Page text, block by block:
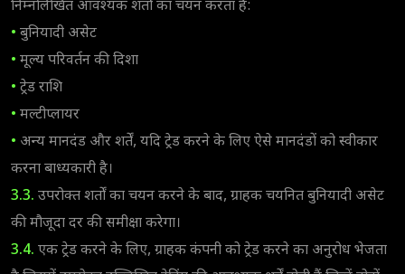
निम्नलिखित आवश्यक शर्तों का चयन करता है:
• बुनियादी असेट
• मूल्य परिवर्तन की दिशा
• ट्रेड राशि
• मल्टीप्लायर
• अन्य मानदंड और शर्तें, यदि ट्रेड करने के लिए ऐसे मानदंडों को स्वीकार
करना बाध्यकारी है।
3.3. उपरोक्त शर्तों का चयन करने के बाद, ग्राहक चयनित बुनियादी असेट
की मौजूदा दर की समीक्षा करेगा।
3.4. एक ट्रेड करने के लिए, ग्राहक कंपनी को ट्रेड करने का अनुरोध भेजता